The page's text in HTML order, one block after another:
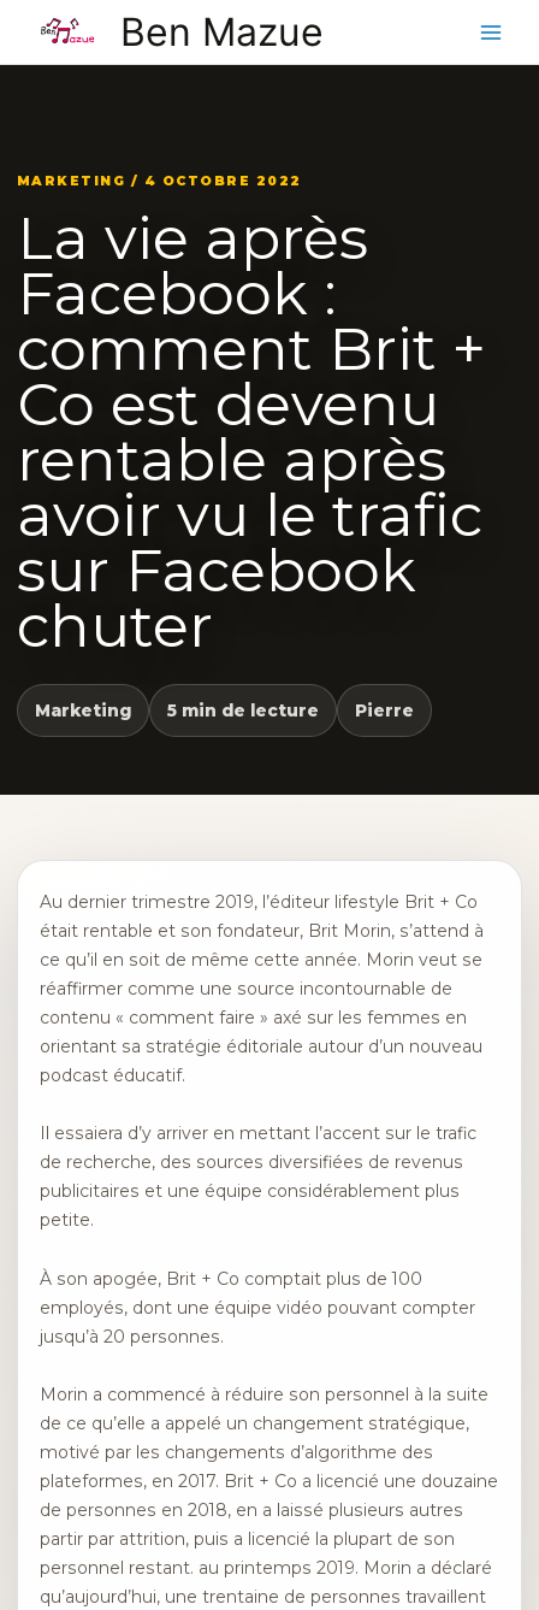
contenu
Ben Mazue
MARKETING / 4 OCTOBRE 2022
La vie après
Facebook :
comment Brit +
Co est devenu
rentable après
avoir vu le trafic
sur Facebook
chuter
Marketing 5 min de lecture Pierre
Au dernier trimestre 2019, l’éditeur lifestyle Brit + Co
était rentable et son fondateur, Brit Morin, s’attend à
ce qu’il en soit de même cette année. Morin veut se
réaffirmer comme une source incontournable de
contenu « comment faire » axé sur les femmes en
orientant sa stratégie éditoriale autour d’un nouveau
podcast éducatif.
Il essaiera d’y arriver en mettant l’accent sur le trafic
de recherche, des sources diversifiées de revenus
publicitaires et une équipe considérablement plus
petite.
À son apogée, Brit + Co comptait plus de 100
employés, dont une équipe vidéo pouvant compter
jusqu’à 20 personnes.
Morin a commencé à réduire son personnel à la suite
de ce qu’elle a appelé un changement stratégique,
motivé par les changements d’algorithme des
plateformes, en 2017. Brit + Co a licencié une douzaine
de personnes en 2018, en a laissé plusieurs autres
partir par attrition, puis a licencié la plupart de son
personnel restant. au printemps 2019. Morin a déclaré
qu’aujourd’hui, une trentaine de personnes travaillent